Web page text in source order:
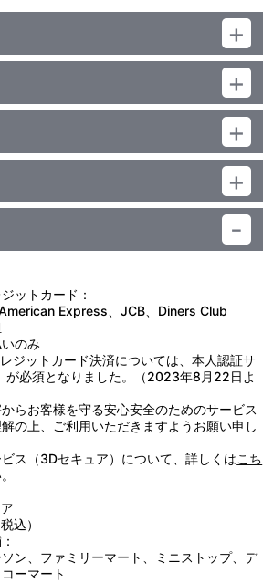
典
の特製ブロマイド
タル SideMブランドページ内『315
』でCD特典ストーリーが閲覧できる ストー
ットカード：
Express、JCB、Diners Club
のみ
ジットカード決済については、本人認証サ
が必須となりました。（2023年8月22日よ
らお客様を守る安心安全のためのサービス
の上、ご利用いただきますようお願い申し
ス（3Dセキュア）について、詳しくはこち
込）
ン、ファミリーマート、ミニストップ、デ
ーマート